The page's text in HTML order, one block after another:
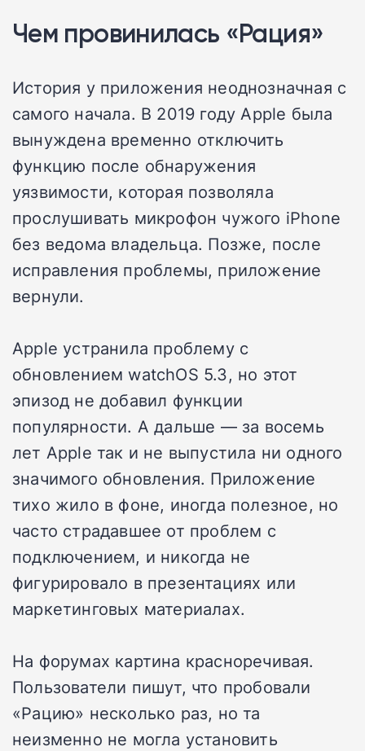
Чем провинилась «Рация»
История у приложения неоднозначная с
самого начала. В 2019 году Apple была
вынуждена временно отключить
функцию после обнаружения
уязвимости, которая позволяла
прослушивать микрофон чужого iPhone
без ведома владельца. Позже, после
исправления проблемы, приложение
вернули.
Apple устранила проблему с
обновлением watchOS 5.3, но этот
эпизод не добавил функции
популярности. А дальше — за восемь
лет Apple так и не выпустила ни одного
значимого обновления. Приложение
тихо жило в фоне, иногда полезное, но
часто страдавшее от проблем с
подключением, и никогда не
фигурировало в презентациях или
маркетинговых материалах.
На форумах картина красноречивая.
Пользователи пишут, что пробовали
«Рацию» несколько раз, но та
неизменно не могла установить